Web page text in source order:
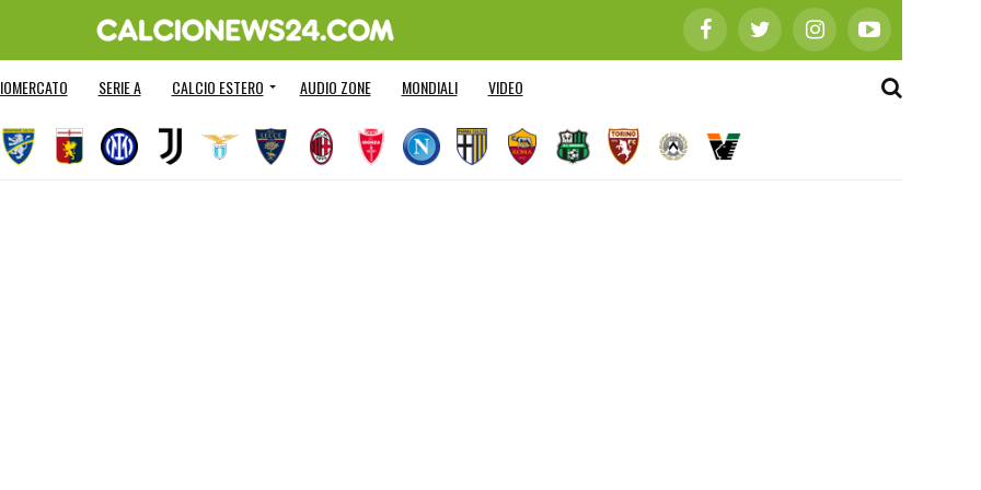
SERIE A CALCIO ESTERO AUDIO ZONE MONDIALI VIDEO